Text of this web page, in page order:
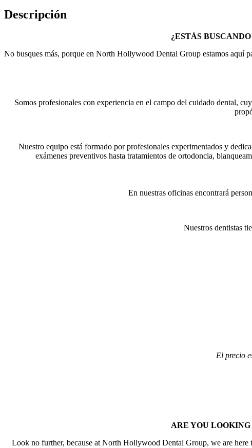
Descripción
¿ESTÁS
No busques más, porque en North Hollywood Dental Group estamos aquí
Somos profesionales con experiencia en el campo del cuidado dental,
Nuestro equipo está formado por profesionales experimentados y
exámenes preventivos hasta tratamientos de ortodoncia,
En nuestras oficinas encontrará
Nuestros dentistas
El precio
ARE YOU
Look no further, because at North Hollywood Dental Group, we are